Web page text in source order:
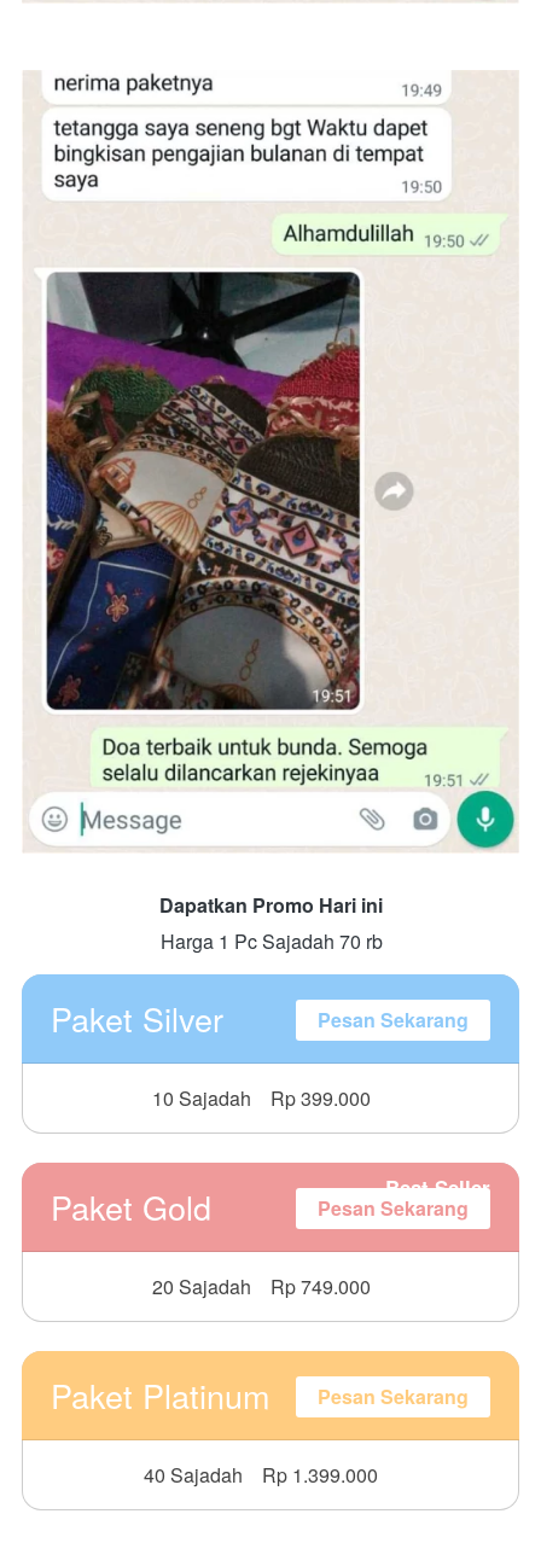
Dapatkan Promo Hari ini
Harga 1 Pc Sajadah 70 rb
Paket Silver Pesan Sekarang
10 Sajadah Rp 399.000
Best Seller
Paket Gold Pesan Sekarang
20 Sajadah Rp 749.000
Paket Platinum Pesan Sekarang
40 Sajadah Rp 1.399.000